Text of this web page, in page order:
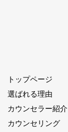
トップページ
選ばれる理由
カウンセラー紹介
カウンセリング